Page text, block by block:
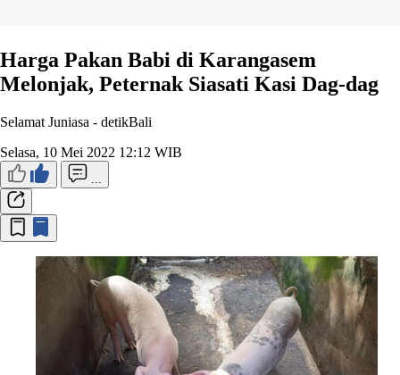
Harga Pakan Babi di Karangasem
Melonjak, Peternak Siasati Kasi Dag-dag
Selamat Juniasa - detikBali
Selasa, 10 Mei 2022 12:12 WIB